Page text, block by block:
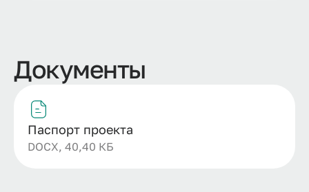
Документы
Паспорт проекта
DOCX, 40,40 КБ